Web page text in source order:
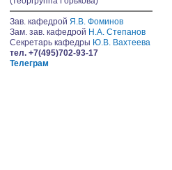
Зав. кафедрой Я.В. Фоминов
Зам. зав. кафедрой Н.А. Степанов
Секретарь кафедры Ю.В. Вахтеева
тел. +7(495)702-93-17
Телеграм